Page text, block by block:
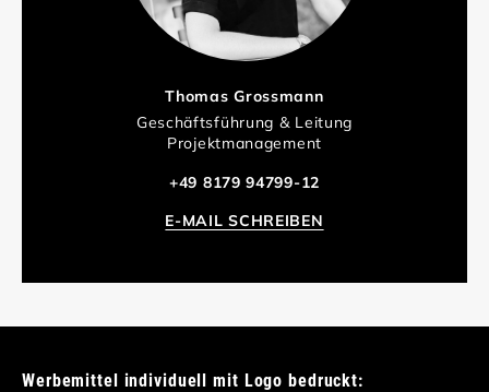
Thomas Grossmann
Geschäftsführung & Leitung
Projektmanagement
+49 8179 94799-12
E-MAIL SCHREIBEN
Werbemittel individuell mit Logo bedruckt: